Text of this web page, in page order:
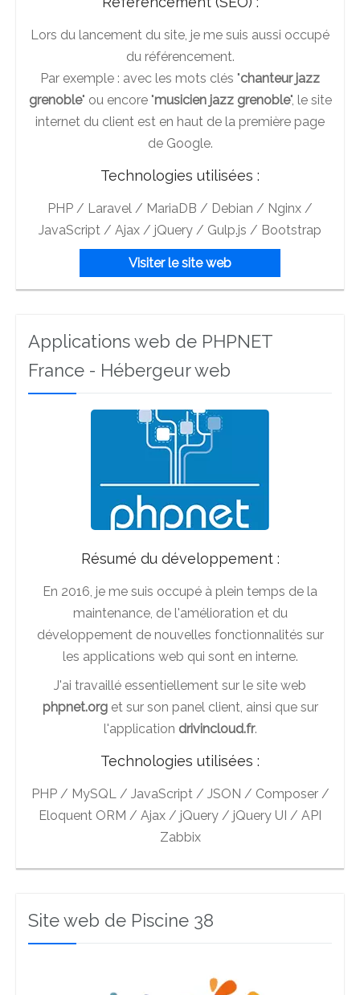
Lors du lancement du site, je me suis aussi occupé
du référencement.
Par exemple : avec les mots clés "chanteur jazz
grenoble" ou encore "musicien jazz grenoble", le site
internet du client est en haut de la première page
de Google.
Technologies utilisées :
PHP / Laravel / MariaDB / Debian / Nginx /
JavaScript / Ajax / jQuery / Gulp.js / Bootstrap
Visiter le site web
Applications web de PHPNET
France - Hébergeur web
Résumé du développement :
En 2016, je me suis occupé à plein temps de la
maintenance, de l'amélioration et du
développement de nouvelles fonctionnalités sur
les applications web qui sont en interne.
J'ai travaillé essentiellement sur le site web
phpnet.orget sur son panel client, ainsi que sur
l'application drivincloud.fr.
Technologies utilisées :
PHP / MySQL / JavaScript / JSON / Composer /
Eloquent ORM / Ajax / jQuery / jQuery UI / API
Zabbix
Site web de Piscine 38